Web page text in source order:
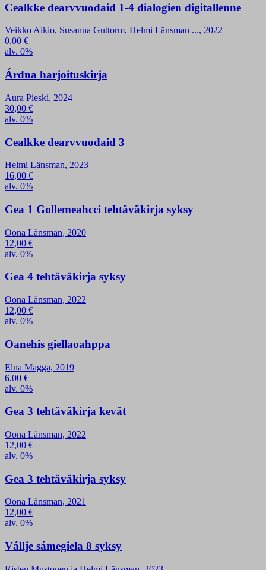
Cealkke dearvvuođaid 1-4 dialogien digitallenne
Veikko Aikio, Susanna Guttorm, Helmi Länsman ..., 2022
0,00 €
alv. 0%
Árdna harjoituskirja
Aura Pieski, 2024
30,00 €
alv. 0%
Cealkke dearvvuođaid 3
Helmi Länsman, 2023
16,00 €
alv. 0%
Gea 1 Gollemeahcci tehtäväkirja syksy
Oona Länsman, 2020
12,00 €
alv. 0%
Gea 4 tehtäväkirja syksy
Oona Länsman, 2022
12,00 €
alv. 0%
Oanehis giellaoahppa
Elna Magga, 2019
6,00 €
alv. 0%
Gea 3 tehtäväkirja kevät
Oona Länsman, 2022
12,00 €
alv. 0%
Gea 3 tehtäväkirja syksy
Oona Länsman, 2021
12,00 €
alv. 0%
Vállje sámegiela 8 syksy